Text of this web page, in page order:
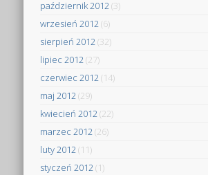
październik 2012(3)
wrzesień 2012(6)
sierpień 2012(32)
lipiec 2012(27)
czerwiec 2012(14)
maj 2012(29)
kwiecień 2012(22)
marzec 2012(26)
luty 2012(11)
styczeń 2012(1)